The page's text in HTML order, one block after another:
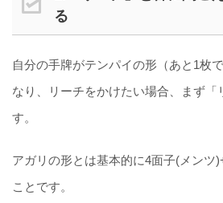
る
自分の手牌がテンパイの形（あと1枚
なり、リーチをかけたい場合、まず「
す。
アガリの形とは基本的に4面子(メンツ
ことです。